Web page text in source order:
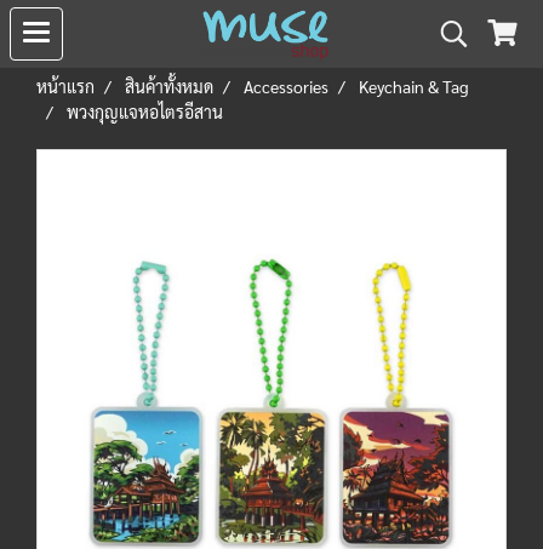
หน้าแรก สินค้าทั้งหมด Accessories
Keychain & Tag
พวงกุญแจหอไตรอีสาน